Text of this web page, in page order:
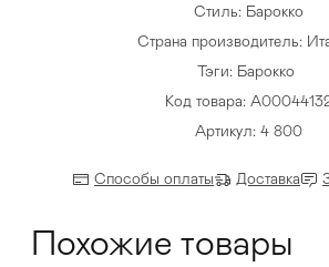
Стиль: Барокко
Страна производитель:
Тэги: Барокко
Код товара:
Артикул: 4 800
Способы оплаты Доставка
Похожие товары